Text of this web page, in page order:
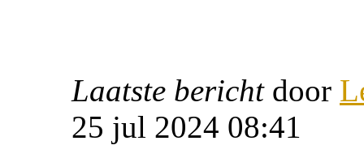
Laatste berichtdoor
25 jul 2024 08:41